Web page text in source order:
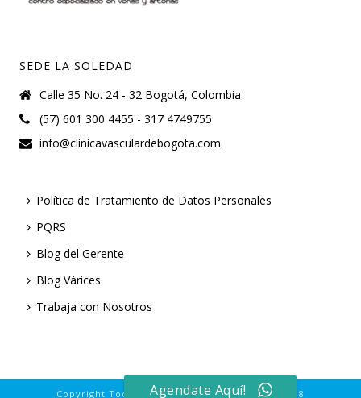
SEDE LA SOLEDAD
Calle 35 No. 24 - 32 Bogotá, Colombia
(57) 601 300 4455 - 317 4749755
info@clinicavasculardebogota.com
Política de Tratamiento de Datos Personales
PQRS
Blog del Gerente
Blog Várices
Trabaja con Nosotros
Copyright Todos los derechos reservados © 2018
Agendate Aquí!